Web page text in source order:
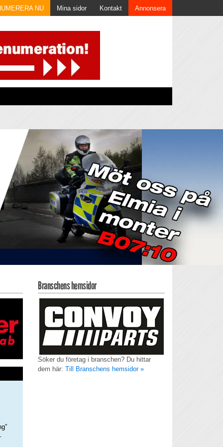
NU Mina sidor Kontakt Annonsera
Branschens hemsidor
Söker du företag i branschen? Du hittar
dem här: Till Branschens hemsidor »